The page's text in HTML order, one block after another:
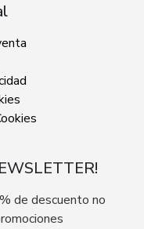
de descuento no